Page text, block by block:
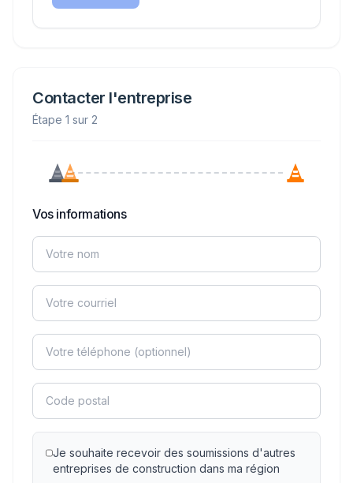
Contacter l'entreprise
Étape 1 sur 2
Vos informations
Je souhaite recevoir des soumissions d'autres
entreprises de construction dans ma région